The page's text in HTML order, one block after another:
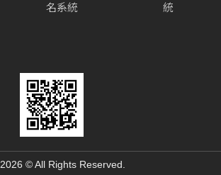
名系統
統
2026 © All Rights Reserved.